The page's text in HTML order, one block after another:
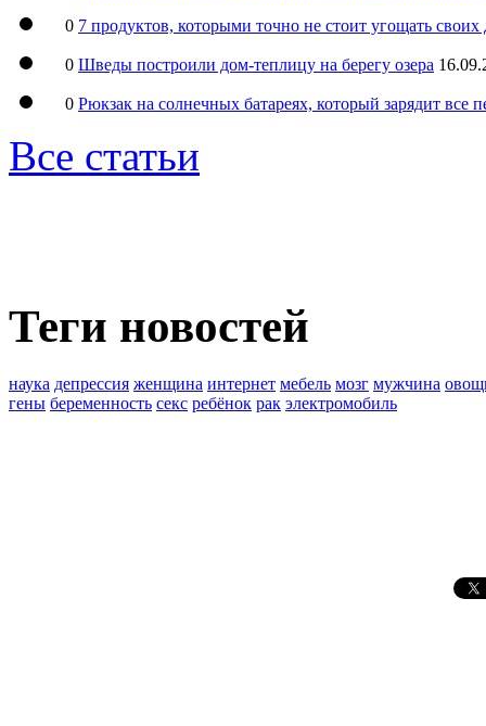
0 7 продуктов, которыми точно не стоит угощать
0 Шведы построили дом-теплицу на берегу озера
0 Рюкзак на солнечных батареях, который зарядит все
Все статьи
Теги новостей
наука депрессия женщина интернет мебель мозг мужчина
гены беременность секс ребёнок рак электромобиль